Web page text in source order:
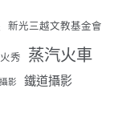
新光三越文教基金會
秀 蒸汽火車
影 鐵道攝影